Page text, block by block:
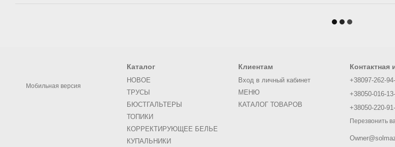
Мобильная версия
Каталог
НОВОЕ
ТРУСЫ
БЮСТГАЛЬТЕРЫ
ТОПИКИ
КОРРЕКТИРУЮЩЕЕ БЕЛЬЕ
КУПАЛЬНИКИ
Клиентам
Вход в личный кабинет
МЕНЮ
КАТАЛОГ ТОВАРОВ
+38097-262-
+38050-016-
+38050-220-
Перезвонить